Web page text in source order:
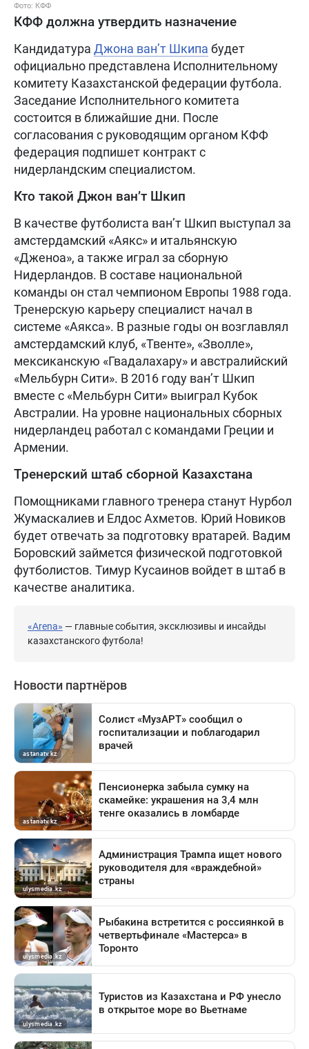
Фото: КФФ
КФФ должна утвердить назначение
Кандидатура Джона ван’т Шкипа будет
официально представлена Исполнительному
комитету Казахстанской федерации футбола.
Заседание Исполнительного комитета
состоится в ближайшие дни. После
согласования с руководящим органом КФФ
федерация подпишет контракт с
нидерландским специалистом.
Кто такой Джон ван’т Шкип
В качестве футболиста ван’т Шкип выступал за
амстердамский «Аякс» и итальянскую
«Дженоа», а также играл за сборную
Нидерландов. В составе национальной
команды он стал чемпионом Европы 1988 года.
Тренерскую карьеру специалист начал в
системе «Аякса». В разные годы он возглавлял
амстердамский клуб, «Твенте», «Зволле»,
мексиканскую «Гвадалахару» и австралийский
«Мельбурн Сити». В 2016 году ван’т Шкип
вместе с «Мельбурн Сити» выиграл Кубок
Австралии. На уровне национальных сборных
нидерландец работал с командами Греции и
Армении.
Тренерский штаб сборной Казахстана
Помощниками главного тренера станут Нурбол
Жумаскалиев и Елдос Ахметов. Юрий Новиков
будет отвечать за подготовку вратарей. Вадим
Боровский займется физической подготовкой
футболистов. Тимур Кусаинов войдет в штаб в
качестве аналитика.
«Arena» — главные события, эксклюзивы и инсайды
казахстанского футбола!